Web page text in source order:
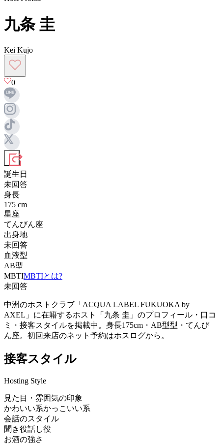
九条 圭
Kei Kujo
0
誕生日
未回答
身長
175 cm
星座
てんびん座
出身地
未回答
血液型
AB型
MBTIMBTIとは?
未回答
中洲のホストクラブ「ACQUA LABEL FUKUOKA by
AXEL」に在籍するホスト「九条 圭」のプロフィール・口コ
ミ・接客スタイルを掲載中。身長175cm・AB型型・てんび
ん座。初回来店のネット予約はホスログから。
接客スタイル
Hosting Style
見た目・雰囲気の印象
かわいい系かっこいい系
会話のスタイル
聞き役話し役
お酒の強さ